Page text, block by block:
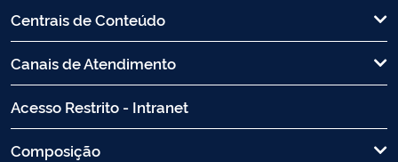
Centrais de Conteúdo
Canais de Atendimento
Acesso Restrito - Intranet
Composição